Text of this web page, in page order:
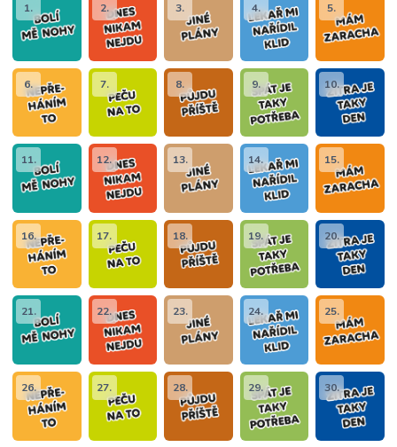
1. 2. 3. 4. 5.
6. 7. 8. 9. 10.
11. 12. 13. 14. 15.
16. 17. 18. 19. 20.
21. 22. 23. 24. 25.
26. 27. 28. 29. 30.